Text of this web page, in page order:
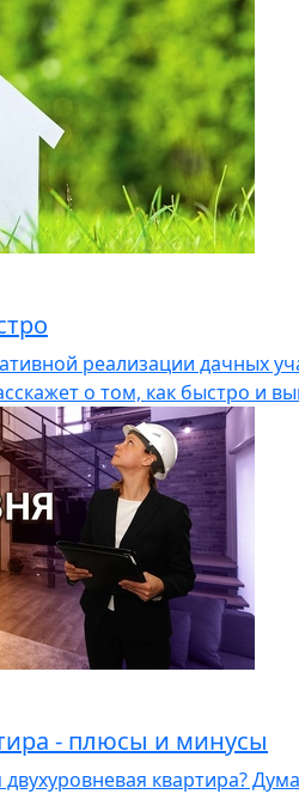
реализации дачных
о том, как быстро и
- плюсы и минусы
квартира?